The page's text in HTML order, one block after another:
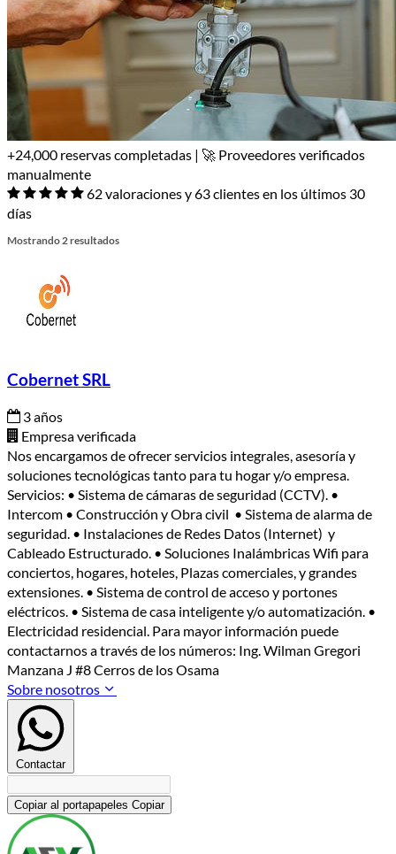
+24,000 reservas completadas | 🚀 Proveedores verificados
manualmente
62 valoraciones y 63 clientes en los últimos 30
días
Mostrando 2 resultados
Cobernet SRL
3 años
Empresa verificada
Nos encargamos de ofrecer servicios integrales, asesoría y
soluciones tecnológicas tanto para tu hogar y/o empresa.
Servicios: • Sistema de cámaras de seguridad (CCTV). •
Intercom • Construcción y Obra civil • Sistema de alarma de
seguridad. • Instalaciones de Redes Datos (Internet) y
Cableado Estructurado. • Soluciones Inalámbricas Wifi para
conciertos, hogares, hoteles, Plazas comerciales, y grandes
extensiones. • Sistema de control de acceso y portones
eléctricos. • Sistema de casa inteligente y/o automatización. •
Electricidad residencial. Para mayor información puede
contactarnos a través de los números: Ing. Wilman Gregori
Manzana J #8 Cerros de los Osama
Sobre nosotros
Contactar
Copiar al portapapeles Copiar